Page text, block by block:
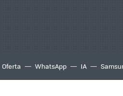
Oferta WhatsApp IA